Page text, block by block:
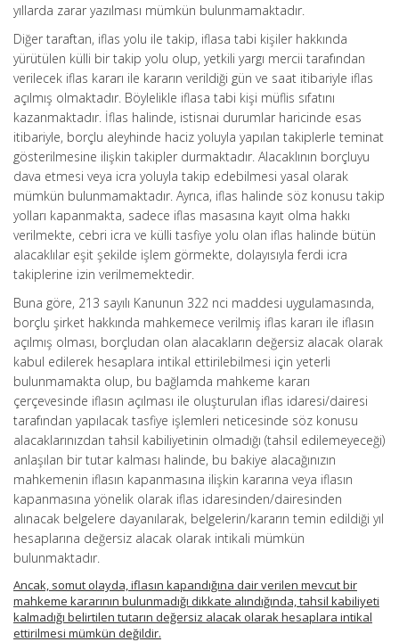
yıllarda zarar yazılması mümkün bulunmamaktadır.
Diğer taraftan, iflas yolu ile takip, iflasa tabi kişiler hakkında
yürütülen külli bir takip yolu olup, yetkili yargı mercii tarafından
verilecek iflas kararı ile kararın verildiği gün ve saat itibariyle iflas
açılmış olmaktadır. Böylelikle iflasa tabi kişi müflis sıfatını
kazanmaktadır. İflas halinde, istisnai durumlar haricinde esas
itibariyle, borçlu aleyhinde haciz yoluyla yapılan takiplerle teminat
gösterilmesine ilişkin takipler durmaktadır. Alacaklının borçluyu
dava etmesi veya icra yoluyla takip edebilmesi yasal olarak
mümkün bulunmamaktadır. Ayrıca, iflas halinde söz konusu takip
yolları kapanmakta, sadece iflas masasına kayıt olma hakkı
verilmekte, cebri icra ve külli tasfiye yolu olan iflas halinde bütün
alacaklılar eşit şekilde işlem görmekte, dolayısıyla ferdi icra
takiplerine izin verilmemektedir.
Buna göre, 213 sayılı Kanunun 322 nci maddesi uygulamasında,
borçlu şirket hakkında mahkemece verilmiş iflas kararı ile iflasın
açılmış olması, borçludan olan alacakların değersiz alacak olarak
kabul edilerek hesaplara intikal ettirilebilmesi için yeterli
bulunmamakta olup, bu bağlamda mahkeme kararı
çerçevesinde iflasın açılması ile oluşturulan iflas idaresi/dairesi
tarafından yapılacak tasfiye işlemleri neticesinde söz konusu
alacaklarınızdan tahsil kabiliyetinin olmadığı (tahsil edilemeyeceği)
anlaşılan bir tutar kalması halinde, bu bakiye alacağınızın
mahkemenin iflasın kapanmasına ilişkin kararına veya iflasın
kapanmasına yönelik olarak iflas idaresinden/dairesinden
alınacak belgelere dayanılarak, belgelerin/kararın temin edildiği yıl
hesaplarına değersiz alacak olarak intikali mümkün
bulunmaktadır.
Ancak, somut olayda, iflasın kapandığına dair verilen mevcut bir
mahkeme kararının bulunmadığı dikkate alındığında, tahsil kabiliyeti
kalmadığı belirtilen tutarın değersiz alacak olarak hesaplara intikal
ettirilmesi mümkün değildir.